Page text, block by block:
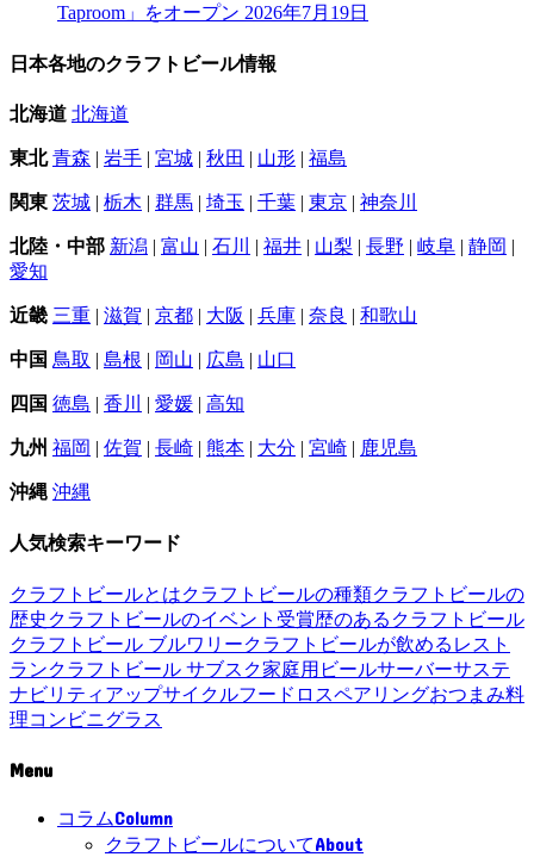
Taproom」をオープン 2026年7月19日
日本各地のクラフトビール情報
北海道 北海道
東北 青森 | 岩手 | 宮城 | 秋田 | 山形 | 福島
関東 茨城 | 栃木 | 群馬 | 埼玉 | 千葉 | 東京 | 神奈川
北陸・中部 新潟 | 富山 | 石川 | 福井 | 山梨 | 長野 | 岐阜 | 静岡 |
愛知
近畿 三重 | 滋賀 | 京都 | 大阪 | 兵庫 | 奈良 | 和歌山
中国 鳥取 | 島根 | 岡山 | 広島 | 山口
四国 徳島 | 香川 | 愛媛 | 高知
九州 福岡 | 佐賀 | 長崎 | 熊本 | 大分 | 宮崎 | 鹿児島
沖縄 沖縄
人気検索キーワード
クラフトビールとはクラフトビールの種類クラフトビールの
歴史 クラフトビールのイベント 受賞歴のあるクラフトビール
クラフトビール ブルワリークラフトビールが飲めるレスト
ランクラフトビール サブスク家庭用ビールサーバーサステ
ナビリティ アップサイクルフードロスペアリングおつまみ料
理コンビニグラス
Menu
コラムColumn
クラフトビールについてAbout